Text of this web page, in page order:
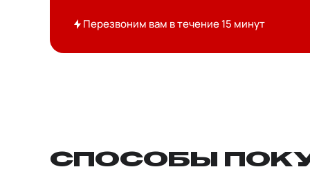
Перезвоним вам в течение 15 минут
СПОСОБЫ